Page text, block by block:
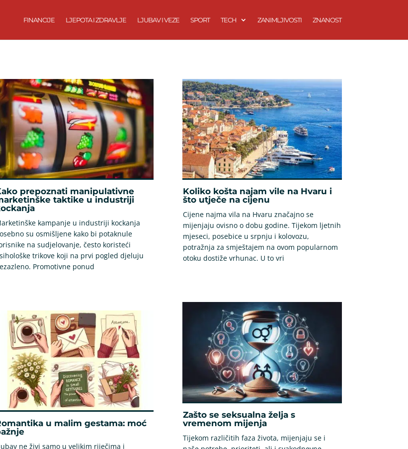
FINANCIJE LJEPOTA I ZDRAVLJE LJUBAV I VEZE SPORT TECH ZANIMLJIVOSTI ZNANOST
prepoznati manipulativne
taktike u industriji
kampanje u industriji kockanja
su osmišljene kako bi potaknule
na sudjelovanje, često koristeći
trikove koji na prvi pogled djeluju
Promotivne ponud
u malim gestama: moć
ne živi samo u velikim riječima i
Koliko košta najam vile na Hvaru i
što utječe na cijenu
Cijene najma vila na Hvaru značajno se
mijenjaju ovisno o dobu godine. Tijekom ljetnih
mjeseci, posebice u srpnju i kolovozu,
potražnja za smještajem na ovom popularnom
otoku dostiže vrhunac. U to vri
Zašto se seksualna želja s
vremenom mijenja
Tijekom različitih faza života, mijenjaju se i